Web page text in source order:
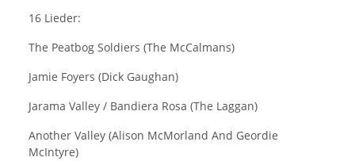
16 Lieder:
The Peatbog Soldiers (The McCalmans)
Jamie Foyers (Dick Gaughan)
Jarama Valley / Bandiera Rosa (The Laggan)
Another Valley (Alison McMorland And Geordie
McIntyre)